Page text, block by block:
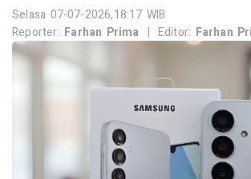
Selasa 07-07-2026,18:17 WIB
Reporter: Farhan Prima | Editor: Farhan